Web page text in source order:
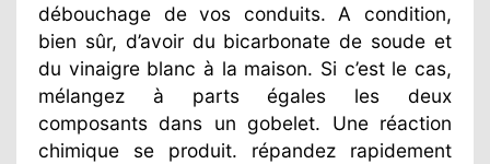
débouchage de vos conduits. A condition,
bien sûr, d’avoir du bicarbonate de soude et
du vinaigre blanc à la maison. Si c’est le cas,
mélangez à parts égales les deux
composants dans un gobelet. Une réaction
chimique se produit. répandez rapidement